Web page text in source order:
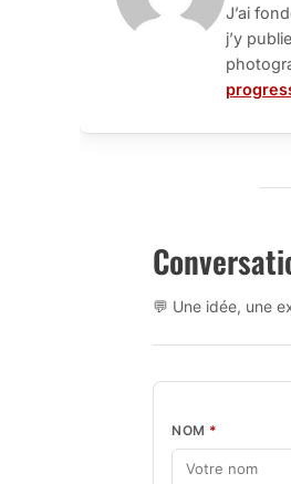
J’ai
j’y
💬 Une idée, une
NOM *